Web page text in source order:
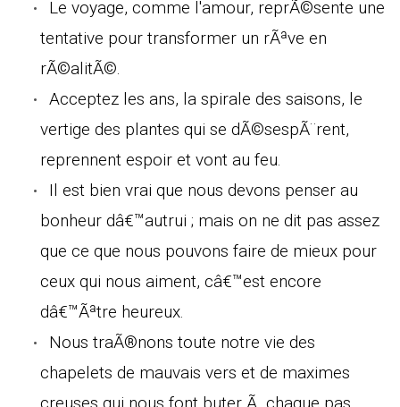
Le voyage, comme l'amour, reprÃ©sente une
tentative pour transformer un rÃªve en
rÃ©alitÃ©.
Acceptez les ans, la spirale des saisons, le
vertige des plantes qui se dÃ©sespÃ¨rent,
reprennent espoir et vont au feu.
Il est bien vrai que nous devons penser au
bonheur dâ€™autrui ; mais on ne dit pas assez
que ce que nous pouvons faire de mieux pour
ceux qui nous aiment, câ€™est encore
dâ€™Ãªtre heureux.
Nous traÃ®nons toute notre vie des
chapelets de mauvais vers et de maximes
creuses qui nous font buter Ã chaque pas.